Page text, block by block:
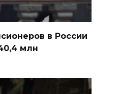
в России
млн